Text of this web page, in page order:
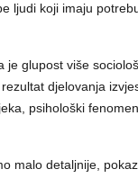
ljudi koji imaju
je glupost više
djelovanja
psihološki
malo detaljnije,